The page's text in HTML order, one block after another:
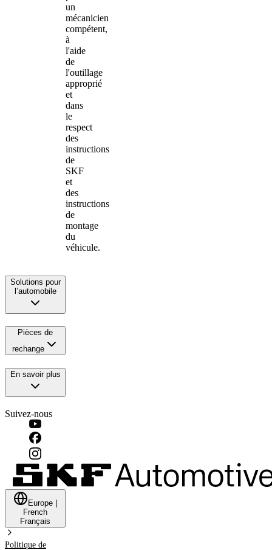
un
mécanicien
compétent,
à
l'aide
de
l'outillage
approprié
et
dans
le
respect
des
instructions
de
SKF
et
des
instructions
de
montage
du
véhicule.
Solutions pour
l’automobile
Pièces de
rechange
En savoir plus
Suivez-nous
Europe
French
Français
Politique de